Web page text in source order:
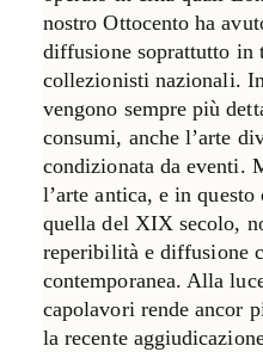
nostro Ottocento ha
diffusione soprattutto
collezionisti nazionali.
vengono sempre più
consumi, anche l’arte
condizionata da eventi.
l’arte antica, e in questo
quella del XIX secolo,
reperibilità e diffusione
contemporanea. Alla
capolavori rende ancor
la recente